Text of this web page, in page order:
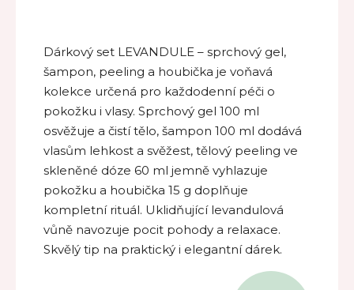
Dárkový set LEVANDULE – sprchový gel,
šampon, peeling a houbička je voňavá
kolekce určená pro každodenní péči o
pokožku i vlasy. Sprchový gel 100 ml
osvěžuje a čistí tělo, šampon 100 ml dodává
vlasům lehkost a svěžest, tělový peeling ve
skleněné dóze 60 ml jemně vyhlazuje
pokožku a houbička 15 g doplňuje
kompletní rituál. Uklidňující levandulová
vůně navozuje pocit pohody a relaxace.
Skvělý tip na praktický i elegantní dárek.